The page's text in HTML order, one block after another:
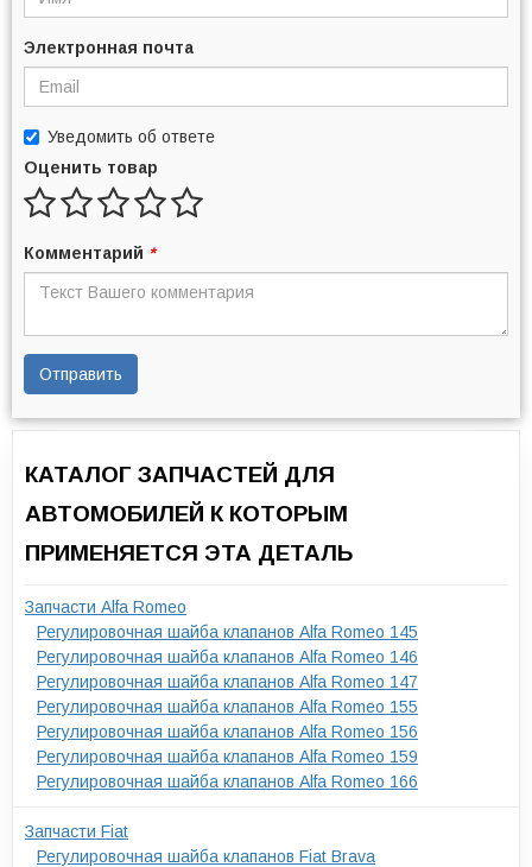
Электронная почта
Уведомить об ответе
Оценить товар
Комментарий *
Отправить
КАТАЛОГ ЗАПЧАСТЕЙ ДЛЯ
АВТОМОБИЛЕЙ К КОТОРЫМ
ПРИМЕНЯЕТСЯ ЭТА ДЕТАЛЬ
Запчасти Alfa Romeo
Регулировочная шайба клапанов Alfa Romeo 145
Регулировочная шайба клапанов Alfa Romeo 146
Регулировочная шайба клапанов Alfa Romeo 147
Регулировочная шайба клапанов Alfa Romeo 155
Регулировочная шайба клапанов Alfa Romeo 156
Регулировочная шайба клапанов Alfa Romeo 159
Регулировочная шайба клапанов Alfa Romeo 166
Запчасти Fiat
Регулировочная шайба клапанов Fiat Brava